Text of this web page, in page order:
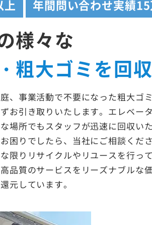
上 年間問い合わせ実績
様々な
粗大ゴミを回
、事業活動で不要になった粗大ゴ
お引き取りいたします。エレベー
場所でもスタッフが迅速に回収い
困りでしたら、当社にご相談くだ
限りリサイクルやリユースを行っ
品質のサービスをリーズナブルな
元しています。